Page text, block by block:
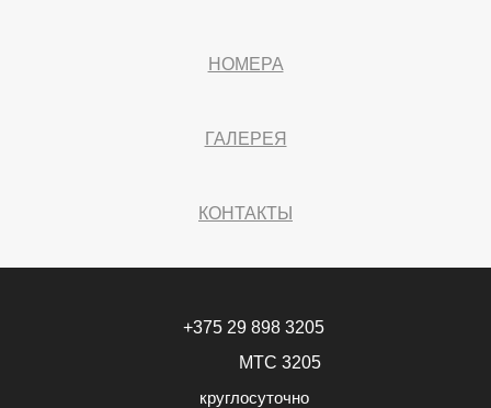
НОМЕРА
ГАЛЕРЕЯ
КОНТАКТЫ
+375 29 898 3205
МТС 3205
круглосуточно